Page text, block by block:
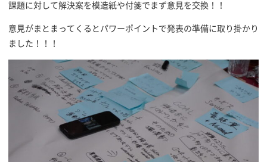
課題に対して解決案を模造紙や付箋でまず意見を交換！！
意見がまとまってくるとパワーポイントで発表の準備に取り掛かり
ました！！！